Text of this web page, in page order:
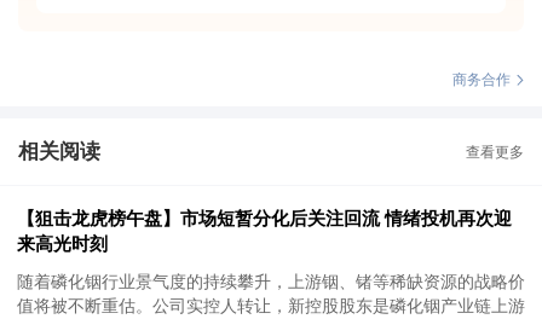
商务合作
相关阅读 查看更多
【狙击龙虎榜午盘】市场短暂分化后关注回流 情绪投机再次迎
来高光时刻
随着磷化铟行业景气度的持续攀升，上游铟、锗等稀缺资源的战略价
值将被不断重估。公司实控人转让，新控股股东是磷化铟产业链上游